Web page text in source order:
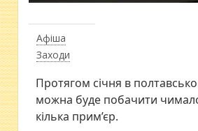
Афіша
Заходи
Протягом січня в
можна буде побачити
кілька прим’єр.